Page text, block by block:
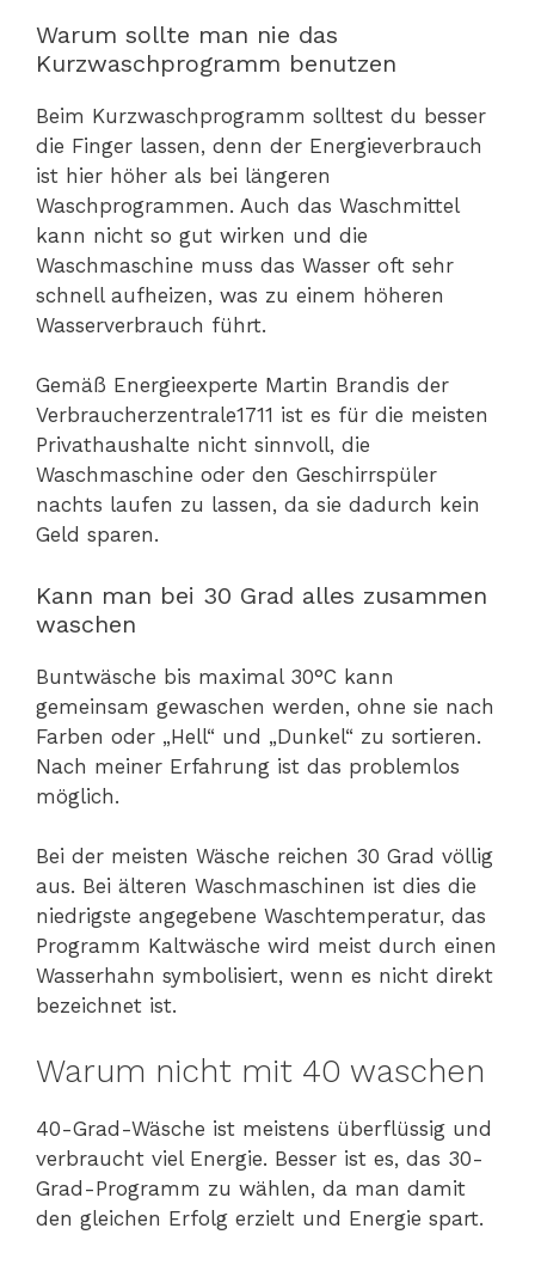
Warum sollte man nie das
Kurzwaschprogramm benutzen
Beim Kurzwaschprogramm solltest du besser
die Finger lassen, denn der Energieverbrauch
ist hier höher als bei längeren
Waschprogrammen. Auch das Waschmittel
kann nicht so gut wirken und die
Waschmaschine muss das Wasser oft sehr
schnell aufheizen, was zu einem höheren
Wasserverbrauch führt.
Gemäß Energieexperte Martin Brandis der
Verbraucherzentrale1711 ist es für die meisten
Privathaushalte nicht sinnvoll, die
Waschmaschine oder den Geschirrspüler
nachts laufen zu lassen, da sie dadurch kein
Geld sparen.
Kann man bei 30 Grad alles zusammen
waschen
Buntwäsche bis maximal 30°C kann
gemeinsam gewaschen werden, ohne sie nach
Farben oder „Hell“ und „Dunkel“ zu sortieren.
Nach meiner Erfahrung ist das problemlos
möglich.
Bei der meisten Wäsche reichen 30 Grad völlig
aus. Bei älteren Waschmaschinen ist dies die
niedrigste angegebene Waschtemperatur, das
Programm Kaltwäsche wird meist durch einen
Wasserhahn symbolisiert, wenn es nicht direkt
bezeichnet ist.
Warum nicht mit 40 waschen
40-Grad-Wäsche ist meistens überflüssig und
verbraucht viel Energie. Besser ist es, das 30-
Grad-Programm zu wählen, da man damit
den gleichen Erfolg erzielt und Energie spart.